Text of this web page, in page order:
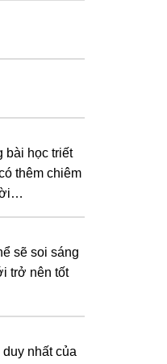
bài học triết
thêm chiêm
sẽ soi sáng
trở nên tốt
nhất của